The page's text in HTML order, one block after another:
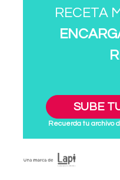
RECETA
SUBE
Recuerda tu archivo